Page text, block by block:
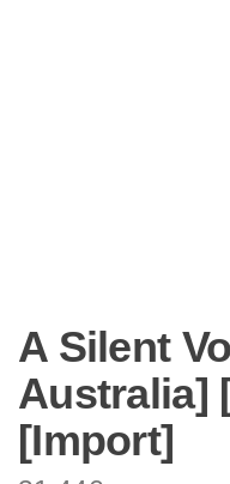
A Silent
Australia]
[Import]